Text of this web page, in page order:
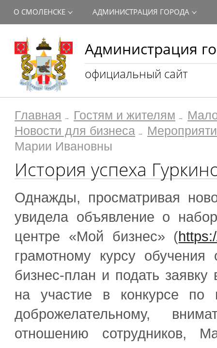
Администрация
официальный сайт
О СМОЛЕНСКЕ АДМИНИСТРАЦИЯ ГОРОДА
Главная Гостям и жителям
Новости для бизнеса
Марии Ивановны
История успеха
Однажды, просматривая
увидела объявление о
центре «Мой бизнес» (
грамотному курсу
бизнес-план и подать
на участие в конкурсе по
доброжелательному,
отношению сотрудников,